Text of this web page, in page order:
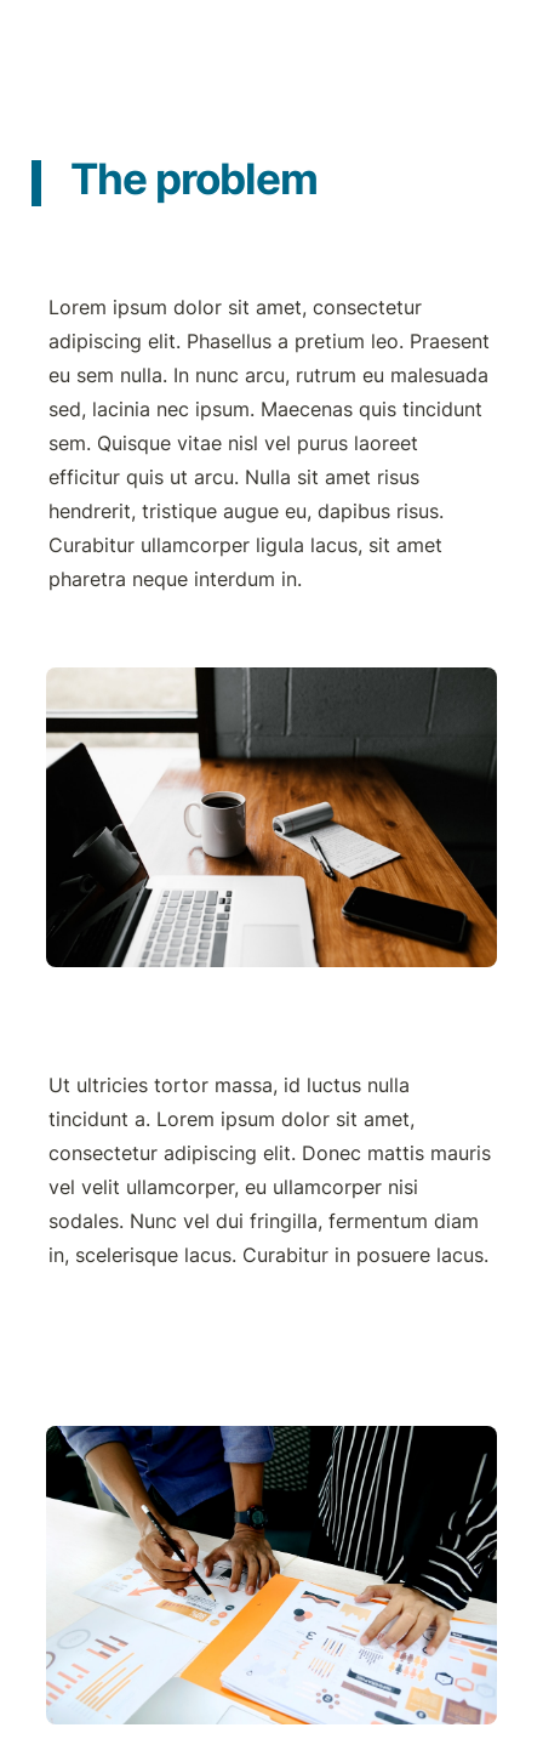
The problem
Lorem ipsum dolor sit amet, consectetur
adipiscing elit. Phasellus a pretium leo. Praesent
eu sem nulla. In nunc arcu, rutrum eu malesuada
sed, lacinia nec ipsum. Maecenas quis tincidunt
sem. Quisque vitae nisl vel purus laoreet
efficitur quis ut arcu. Nulla sit amet risus
hendrerit, tristique augue eu, dapibus risus.
Curabitur ullamcorper ligula lacus, sit amet
pharetra neque interdum in.
Ut ultricies tortor massa, id luctus nulla
tincidunt a. Lorem ipsum dolor sit amet,
consectetur adipiscing elit. Donec mattis mauris
vel velit ullamcorper, eu ullamcorper nisi
sodales. Nunc vel dui fringilla, fermentum diam
in, scelerisque lacus. Curabitur in posuere lacus.